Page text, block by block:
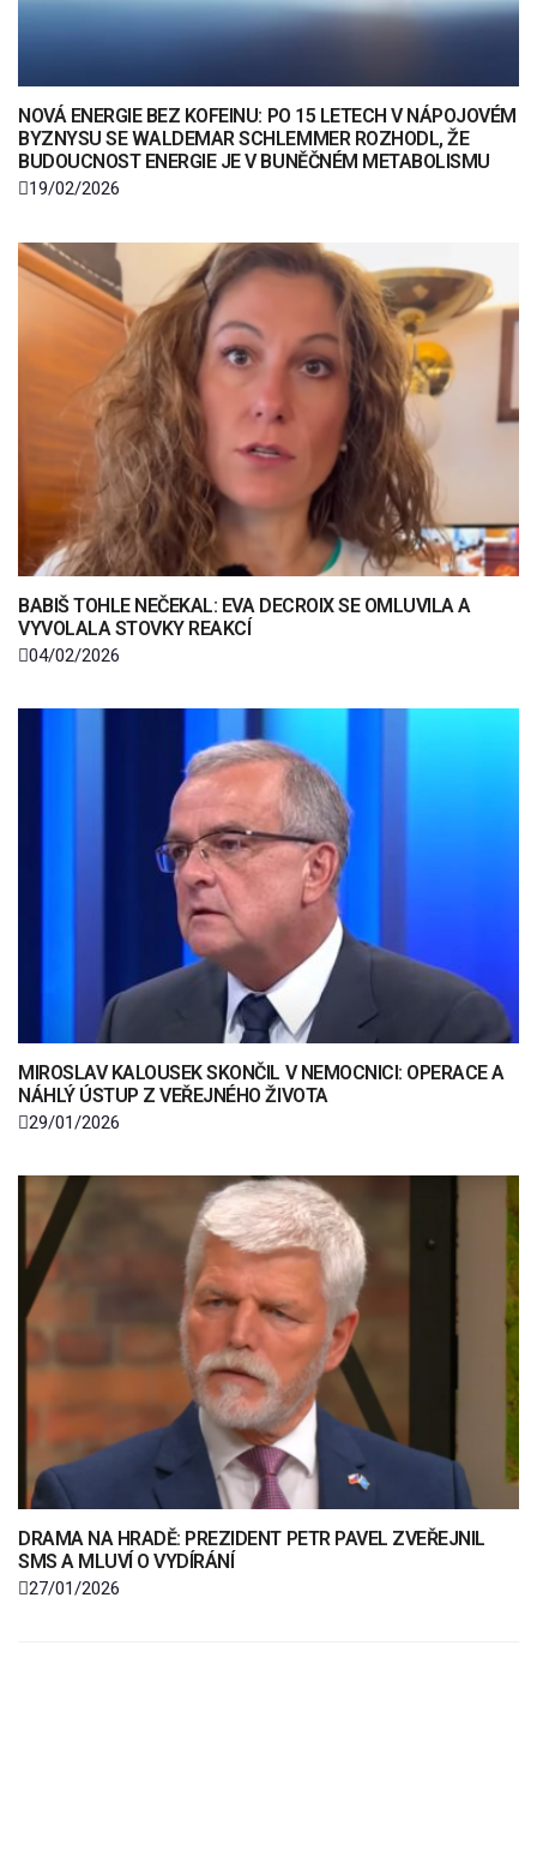
NOVÁ ENERGIE BEZ KOFEINU: PO 15 LETECH V NÁPOJOVÉM
BYZNYSU SE WALDEMAR SCHLEMMER ROZHODL, ŽE
BUDOUCNOST ENERGIE JE V BUNĚČNÉM METABOLISMU
19/02/2026
BABIŠ TOHLE NEČEKAL: EVA DECROIX SE OMLUVILA A
VYVOLALA STOVKY REAKCÍ
04/02/2026
MIROSLAV KALOUSEK SKONČIL V NEMOCNICI: OPERACE A
NÁHLÝ ÚSTUP Z VEŘEJNÉHO ŽIVOTA
29/01/2026
DRAMA NA HRADĚ: PREZIDENT PETR PAVEL ZVEŘEJNIL
SMS A MLUVÍ O VYDÍRÁNÍ
27/01/2026